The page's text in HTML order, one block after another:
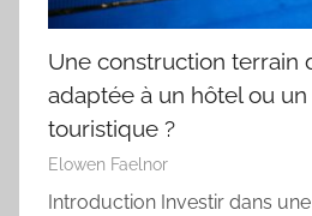
Une construction terrain
adaptée à un hôtel ou
touristique ?
Elowen Faelnor
Introduction Investir dans